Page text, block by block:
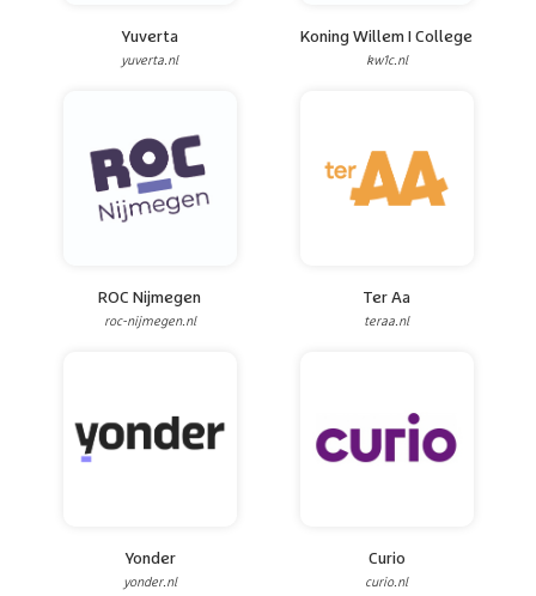
Yuverta
yuverta.nl
Koning Willem I College
kw1c.nl
ROC Nijmegen
roc-nijmegen.nl
Ter Aa
teraa.nl
Yonder
yonder.nl
Curio
curio.nl